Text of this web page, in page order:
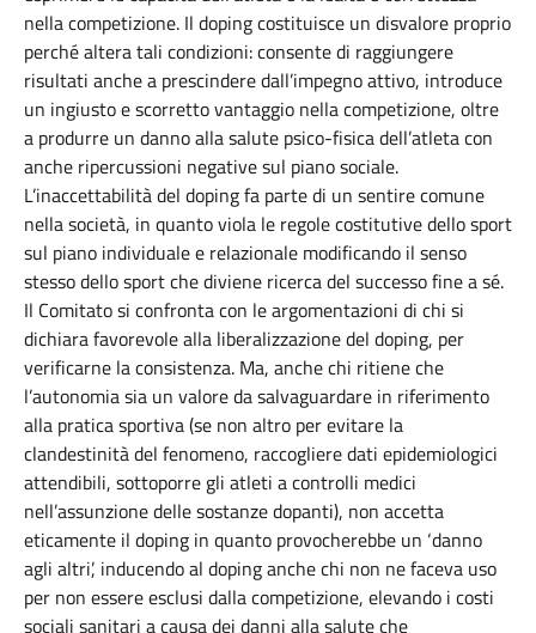
nella competizione. Il doping costituisce un disvalore proprio
perché altera tali condizioni: consente di raggiungere
risultati anche a prescindere dall’impegno attivo, introduce
un ingiusto e scorretto vantaggio nella competizione, oltre
a produrre un danno alla salute psico-fisica dell’atleta con
anche ripercussioni negative sul piano sociale.
L’inaccettabilità del doping fa parte di un sentire comune
nella società, in quanto viola le regole costitutive dello sport
sul piano individuale e relazionale modificando il senso
stesso dello sport che diviene ricerca del successo fine a sé.
Il Comitato si confronta con le argomentazioni di chi si
dichiara favorevole alla liberalizzazione del doping, per
verificarne la consistenza. Ma, anche chi ritiene che
l’autonomia sia un valore da salvaguardare in riferimento
alla pratica sportiva (se non altro per evitare la
clandestinità del fenomeno, raccogliere dati epidemiologici
attendibili, sottoporre gli atleti a controlli medici
nell’assunzione delle sostanze dopanti), non accetta
eticamente il doping in quanto provocherebbe un ‘danno
agli altri’, inducendo al doping anche chi non ne faceva uso
per non essere esclusi dalla competizione, elevando i costi
sociali sanitari a causa dei danni alla salute che